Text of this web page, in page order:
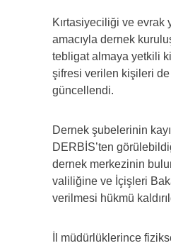
Kırtasiyeciliği ve evrak
amacıyla dernek
tebligat almaya yetkili
şifresi verilen kişileri
güncellendi.
Dernek şubelerinin
DERBİS’ten
dernek merkezinin
valiliğine ve İçişleri
verilmesi hükmü
İl müdürlüklerince